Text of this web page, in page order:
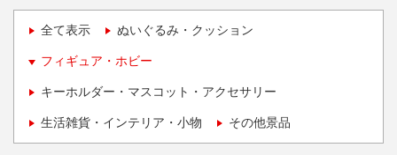
全て表示 ぬいぐるみ・クッション
フィギュア・ホビー
キーホルダー・マスコット・アクセサリー
生活雑貨・インテリア・小物 その他景品